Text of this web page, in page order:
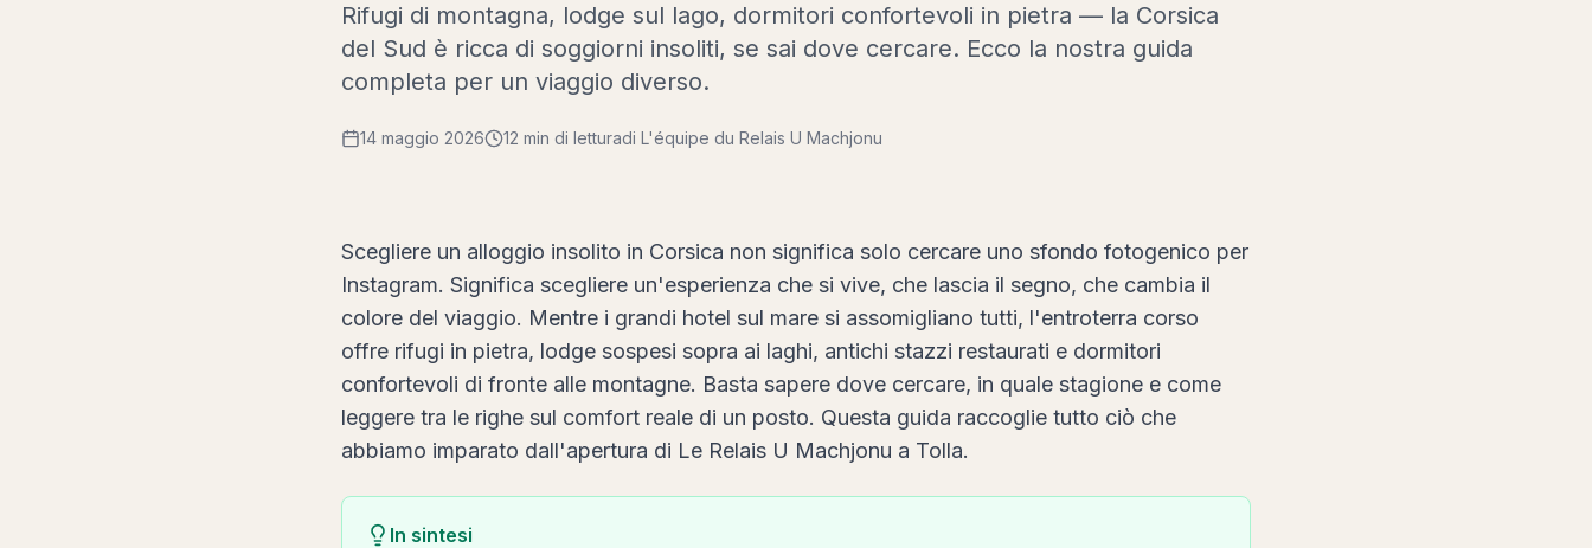
Rifugi di montagna, lodge sul lago, dormitori confortevoli in pietra — la Corsica
del Sud è ricca di soggiorni insoliti, se sai dove cercare. Ecco la nostra guida
completa per un viaggio diverso.
14 maggio 2026 12 min di letturadi L'équipe du Relais U Machjonu
Scegliere un alloggio insolito in Corsica non significa solo cercare uno sfondo fotogenico per
Instagram. Significa scegliere un'esperienza che si vive, che lascia il segno, che cambia il
colore del viaggio. Mentre i grandi hotel sul mare si assomigliano tutti, l'entroterra corso
offre rifugi in pietra, lodge sospesi sopra ai laghi, antichi stazzi restaurati e dormitori
confortevoli di fronte alle montagne. Basta sapere dove cercare, in quale stagione e come
leggere tra le righe sul comfort reale di un posto. Questa guida raccoglie tutto ciò che
abbiamo imparato dall'apertura di Le Relais U Machjonu a Tolla.
In sintesi